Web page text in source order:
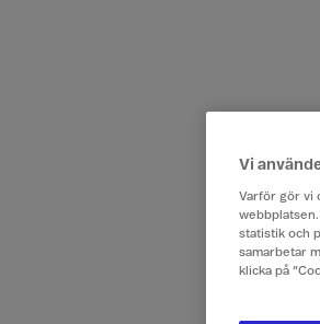
Vi
Varför gör vi
statistik och
samarbetar
klicka på